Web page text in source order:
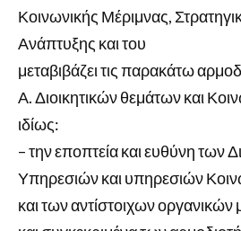
Κοινωνικής Μέριμνας,
Ανάπτυξης και του
μεταβιβάζει τις παρακάτω
Α. Διοικητικών θεμάτων και
ιδίως:
– την εποπτεία και ευθύνη των
Υπηρεσιών και υπηρεσιών
και των αντίστοιχων